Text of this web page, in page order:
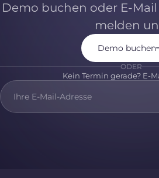
Demo buchen oder E-
melden
Demo buchen
ODER
Kein Termin gerade? E-